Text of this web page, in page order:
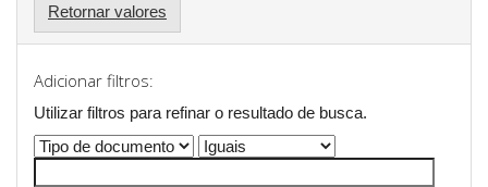
Retornar valores
Adicionar filtros:
Utilizar filtros para refinar o resultado de busca.